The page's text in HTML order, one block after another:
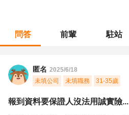
問答 前輩 駐站
匿名 2025/6/18
未填公司
未填職務 31-35歲
報到資料要保證人沒法用誠實險...